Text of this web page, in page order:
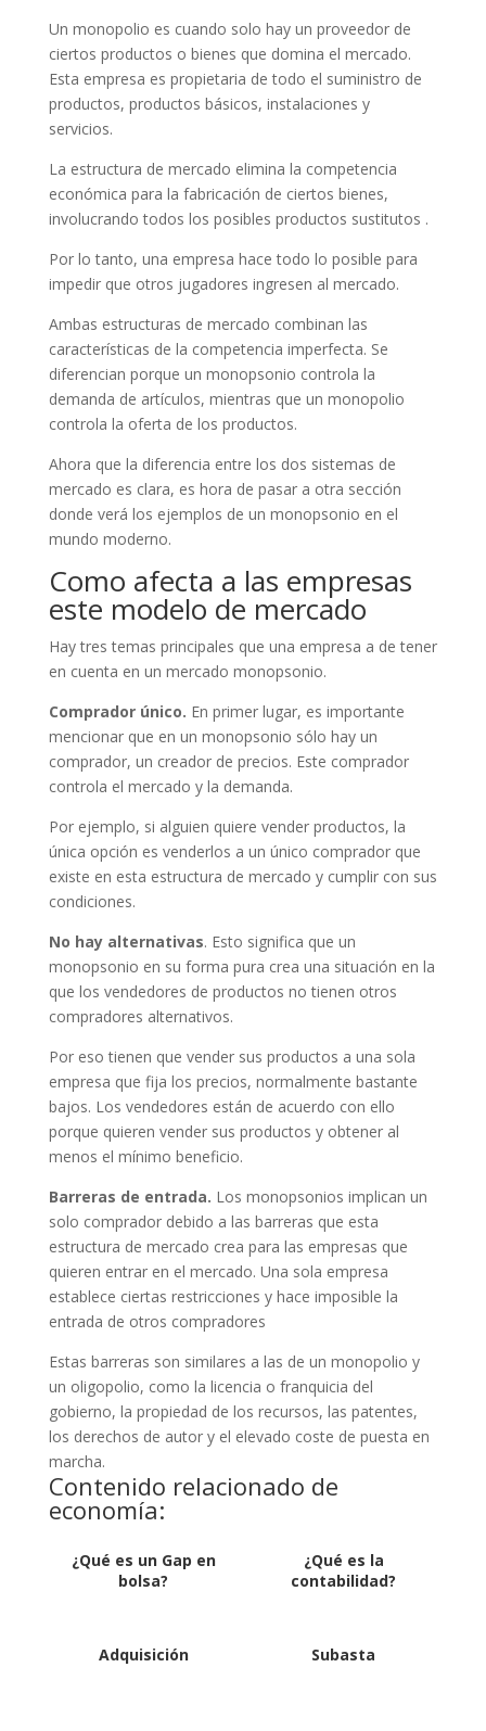
Un monopolio es cuando solo hay un proveedor de
ciertos productos o bienes que domina el mercado.
Esta empresa es propietaria de todo el suministro de
productos, productos básicos, instalaciones y
servicios.
La estructura de mercado elimina la competencia
económica para la fabricación de ciertos bienes,
involucrando todos los posibles productos sustitutos .
Por lo tanto, una empresa hace todo lo posible para
impedir que otros jugadores ingresen al mercado.
Ambas estructuras de mercado combinan las
características de la competencia imperfecta. Se
diferencian porque un monopsonio controla la
demanda de artículos, mientras que un monopolio
controla la oferta de los productos.
Ahora que la diferencia entre los dos sistemas de
mercado es clara, es hora de pasar a otra sección
donde verá los ejemplos de un monopsonio en el
mundo moderno.
Como afecta a las empresas
este modelo de mercado
Hay tres temas principales que una empresa a de tener
en cuenta en un mercado monopsonio.
Comprador único. En primer lugar, es importante
mencionar que en un monopsonio sólo hay un
comprador, un creador de precios. Este comprador
controla el mercado y la demanda.
Por ejemplo, si alguien quiere vender productos, la
única opción es venderlos a un único comprador que
existe en esta estructura de mercado y cumplir con sus
condiciones.
No hay alternativas. Esto significa que un
monopsonio en su forma pura crea una situación en la
que los vendedores de productos no tienen otros
compradores alternativos.
Por eso tienen que vender sus productos a una sola
empresa que fija los precios, normalmente bastante
bajos. Los vendedores están de acuerdo con ello
porque quieren vender sus productos y obtener al
menos el mínimo beneficio.
Barreras de entrada. Los monopsonios implican un
solo comprador debido a las barreras que esta
estructura de mercado crea para las empresas que
quieren entrar en el mercado. Una sola empresa
establece ciertas restricciones y hace imposible la
entrada de otros compradores
Estas barreras son similares a las de un monopolio y
un oligopolio, como la licencia o franquicia del
gobierno, la propiedad de los recursos, las patentes,
los derechos de autor y el elevado coste de puesta en
marcha.
Contenido relacionado de
economía:
¿Qué es un Gap en
bolsa?
¿Qué es la
contabilidad?
Adquisición Subasta